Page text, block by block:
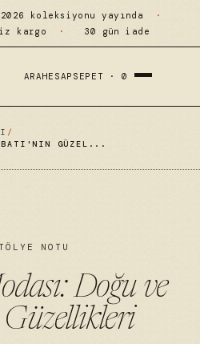
koleksiyonu yayında
·
kargo
· 30 gün iade
ARAHESAP SEPET ·0
/
BATI'NIN GÜZEL...
NOTU
Doğu ve
Güzellikleri